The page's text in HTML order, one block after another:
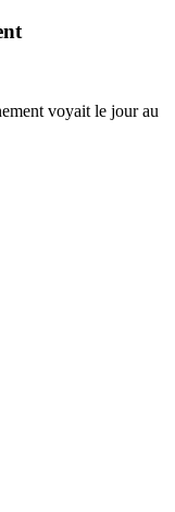
voyait le jour au